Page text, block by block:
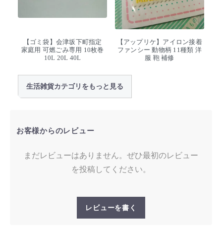
【ゴミ袋】会津坂下町指定
家庭用 可燃ごみ専用 10枚巻
10L 20L 40L
【アップリケ】アイロン接着
ファンシー 動物柄 11種類 洋
服 鞄 補修
生活雑貨カテゴリをもっと見る
お客様からのレビュー
まだレビューはありません。ぜひ最初のレビュー
を投稿してください。
レビューを書く